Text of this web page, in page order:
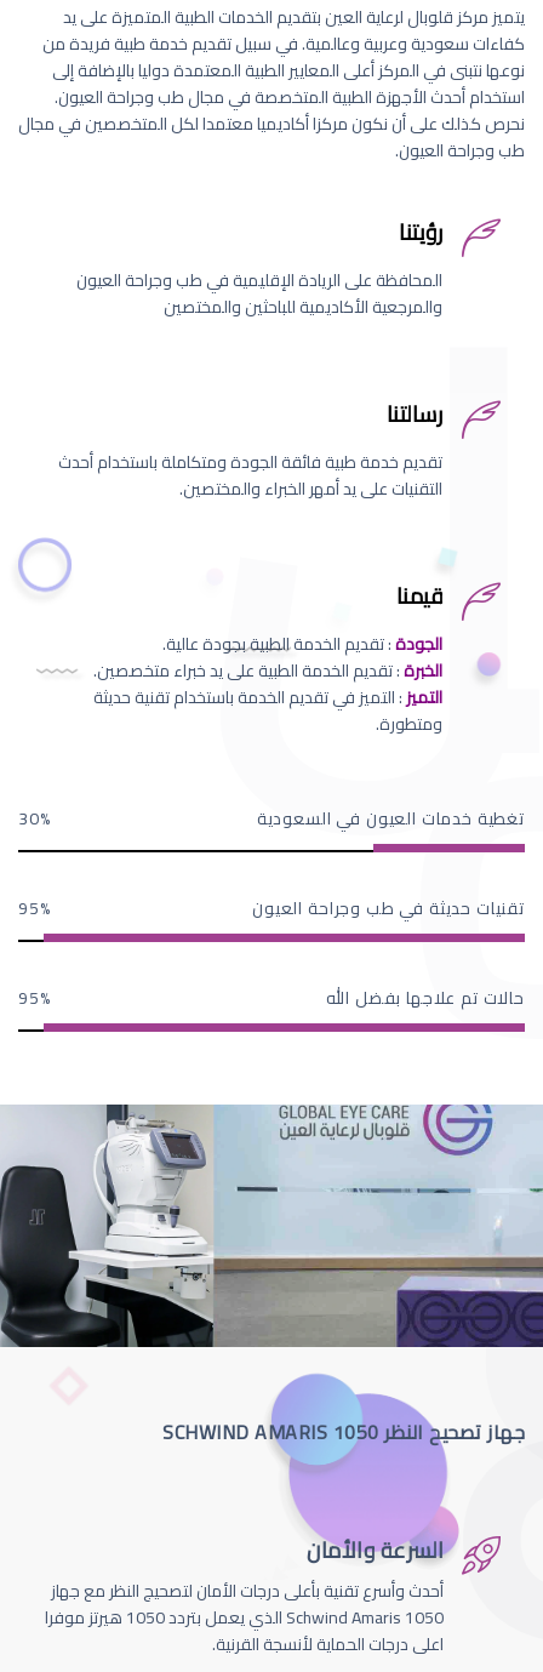
يتميز مركز قلوبال لرعاية العين بتقديم الخدمات الطبية المتميزة على يد
كفاءات سعودية وعربية وعالمية. في سبيل تقديم خدمة طبية فريدة من
نوعها نتبنى في المركز أعلى المعايير الطبية المعتمدة دوليا بالإضافة إلى
استخدام أحدث الأجهزة الطبية المتخصصة في مجال طب وجراحة العيون.
نحرص كذلك على أن نكون مركزا أكاديميا معتمدا لكل المتخصصين في مجال
طب وجراحة العيون.
رؤيتنا
المحافظة على الريادة الإقليمية في طب وجراحة العيون
والمرجعية الأكاديمية للباحثين والمختصين
رسالتنا
تقديم خدمة طبية فائقة الجودة ومتكاملة باستخدام أحدث
التقنيات على يد أمهر الخبراء والمختصين.
قيمنا
الجودة: تقديم الخدمة الطبية بجودة عالية.
الخبرة: تقديم الخدمة الطبية على يد خبراء متخصصين.
التميز: التميز في تقديم الخدمة باستخدام تقنية حديثة
ومتطورة.
تغطية خدمات العيون في السعودية 30
تقنيات حديثة في طب وجراحة العيون 95
حالات تم علاجها بفضل الله 95
جهاز تصحيح النظر SCHWIND AMARIS 1050
السرعة والأمان
أحدث وأسرع تقنية بأعلى درجات الأمان لتصحيج النظر مع جهاز
Schwind Amaris 1050 الذي يعمل بتردد 1050 هيرتز موفرا
اعلى درجات الحماية لأنسجة القرنية.